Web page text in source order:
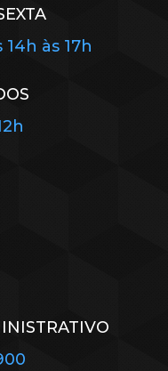
14h às 17h